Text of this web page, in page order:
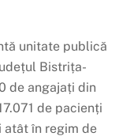
unitate publică
Bistrița-
de angajați din
de pacienți
în regim de